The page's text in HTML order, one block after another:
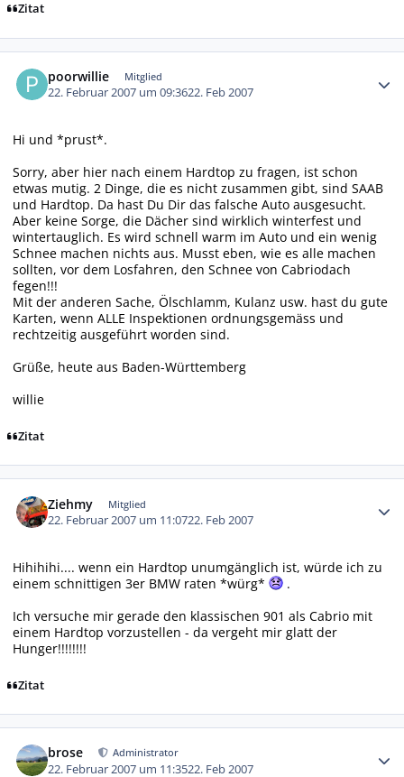
Zitat
poorwillie Mitglied
22. Februar 2007 um 09:3622. Feb 2007
Hi und *prust*.
Sorry, aber hier nach einem Hardtop zu fragen, ist schon
etwas mutig. 2 Dinge, die es nicht zusammen gibt, sind SAAB
und Hardtop. Da hast Du Dir das falsche Auto ausgesucht.
Aber keine Sorge, die Dächer sind wirklich winterfest und
wintertauglich. Es wird schnell warm im Auto und ein wenig
Schnee machen nichts aus. Musst eben, wie es alle machen
sollten, vor dem Losfahren, den Schnee von Cabriodach
fegen!!!
Mit der anderen Sache, Ölschlamm, Kulanz usw. hast du gute
Karten, wenn ALLE Inspektionen ordnungsgemäss und
rechtzeitig ausgeführt worden sind.
Grüße, heute aus Baden-Württemberg
willie
Zitat
Ziehmy Mitglied
22. Februar 2007 um 11:0722. Feb 2007
Hihihihi.... wenn ein Hardtop unumgänglich ist, würde ich zu
einem schnittigen 3er BMW raten *würg*
.
Ich versuche mir gerade den klassischen 901 als Cabrio mit
einem Hardtop vorzustellen - da vergeht mir glatt der
Hunger!!!!!!!!
Zitat
brose Administrator
22. Februar 2007 um 11:3522. Feb 2007